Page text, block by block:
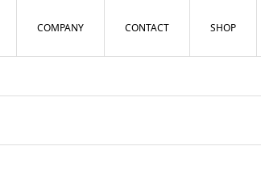
COMPANY CONTACT SHOP